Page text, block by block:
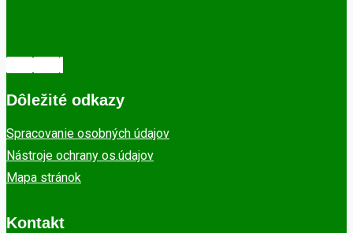
Dôležité odkazy
Spracovanie osobných údajov
Nástroje ochrany os.údajov
Mapa stránok
Kontakt